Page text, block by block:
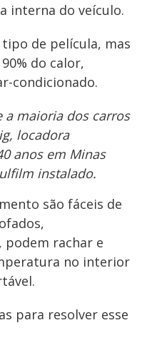
interna do veículo.
de película, mas
do calor,
condicionado.
a maioria dos carros
locadora
anos em Minas
instalado.
são fáceis de
podem rachar e
no interior
para resolver esse